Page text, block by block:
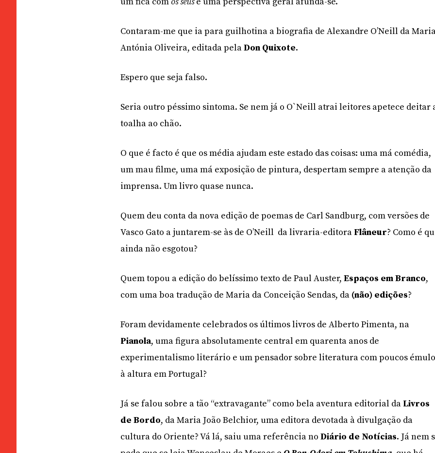
Contaram-me que ia para guilhotina a biografia de Alexandre O’Neill da
Antónia Oliveira, editada pelaDon Quixote.
Espero que seja falso.
Seria outro péssimo sintoma. Se nem já o O`Neill atrai leitores apetece deitar
toalha ao chão.
O que é facto é que os média ajudam este estado das coisas: uma má comédia,
um mau filme, uma má exposição de pintura, despertam sempre a atenção da
imprensa. Um livro quase nunca.
Quem deu conta da nova edição de poemas de Carl Sandburg, com versões de
Vasco Gato a juntarem-se às de O’Neill da livraria-editora Flâneur? Como é
ainda não esgotou?
Quem topou a edição do belíssimo texto de Paul Auster,Espaços em Branco,
com uma boa tradução de Maria da Conceição Sendas, da (não) edições?
Foram devidamente celebrados os últimos livros de Alberto Pimenta, na
Pianola, uma figura absolutamente central em quarenta anos de
experimentalismo literário e um pensador sobre literatura com poucos
à altura em Portugal?
Já se falou sobre a tão “extravagante” como bela aventura editorial da Livros
de Bordo, da Maria João Belchior, uma editora devotada à divulgação da
cultura do Oriente? Vá lá, saiu uma referência noDiário de Notícias. Já nem